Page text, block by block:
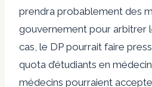
prendra probablement des
gouvernement pour arbitrer
cas, le DP pourrait faire
quota d’étudiants en
médecins pourraient